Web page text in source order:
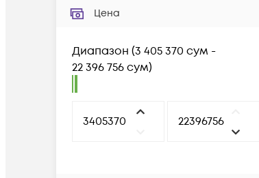
Цена
Диапазон (3 405 370 сум -
22 396 756 сум)